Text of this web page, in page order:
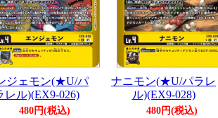
ジェモン(★U/パ
レル)(EX9-026)
480円(税込)
ナニモン(★U/パラレ
ル)(EX9-028)
480円(税込)